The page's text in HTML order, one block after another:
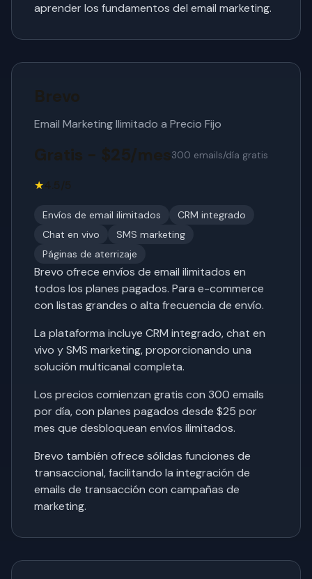
aprender los fundamentos del email marketing.
Brevo
Email Marketing Ilimitado a Precio Fijo
Gratis - $25/mes300 emails/día gratis
★4.5/5
Envíos de email ilimitados
CRM integrado
Chat en vivo
SMS marketing
Páginas de aterrizaje
Brevo ofrece envíos de email ilimitados en
todos los planes pagados. Para e-commerce
con listas grandes o alta frecuencia de envío.
La plataforma incluye CRM integrado, chat en
vivo y SMS marketing, proporcionando una
solución multicanal completa.
Los precios comienzan gratis con 300 emails
por día, con planes pagados desde $25 por
mes que desbloquean envíos ilimitados.
Brevo también ofrece sólidas funciones de
transaccional, facilitando la integración de
emails de transacción con campañas de
marketing.